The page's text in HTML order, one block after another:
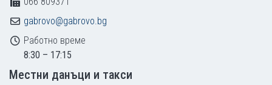
gabrovo@gabrovo.bg
Работно време
8:30 – 17:15
Местни данъци и такси